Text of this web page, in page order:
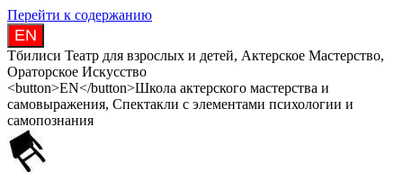
Перейти к содержанию
EN
Тбилиси Театр для взрослых и детей, Актерское Мастерство,
Ораторское Искусство
<button>EN</button>Школа актерского мастерства и
самовыражения, Спектакли с элементами психологии и
самопознания